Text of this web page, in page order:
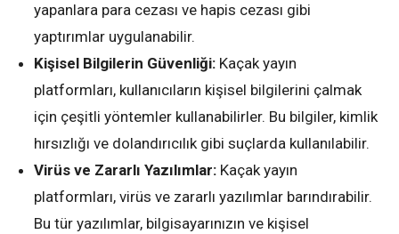
yapanlara para cezası ve hapis cezası gibi
yaptırımlar uygulanabilir.
Kişisel Bilgilerin Güvenliği: Kaçak yayın
platformları, kullanıcıların kişisel bilgilerini çalmak
için çeşitli yöntemler kullanabilirler. Bu bilgiler, kimlik
hırsızlığı ve dolandırıcılık gibi suçlarda kullanılabilir.
Virüs ve Zararlı Yazılımlar: Kaçak yayın
platformları, virüs ve zararlı yazılımlar barındırabilir.
Bu tür yazılımlar, bilgisayarınızın ve kişisel